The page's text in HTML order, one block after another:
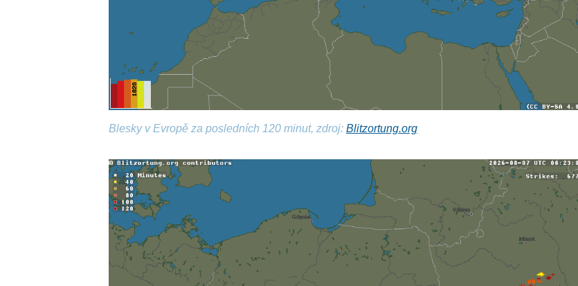
Blesky v Evropě za posledních 120 minut, zdroj:Blitzortung.org